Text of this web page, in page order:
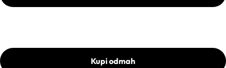
Kupi odmah